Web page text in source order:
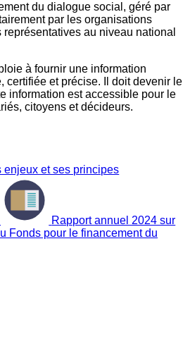
du dialogue social, géré par
par les organisations
au niveau national
à fournir une information
certifiée et précise. Il doit devenir le
information est accessible pour le
citoyens et décideurs.
enjeux et ses principes
Rapport annuel 2024 sur
Fonds pour le financement du